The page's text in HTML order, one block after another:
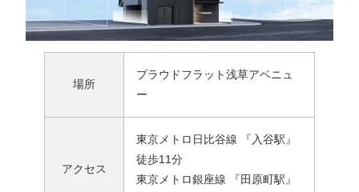
場所
プラウドフラット浅草アベニュ
ー
アクセス
東京メトロ日比谷線 『入谷駅』
徒歩11分
東京メトロ銀座線 『田原町駅』